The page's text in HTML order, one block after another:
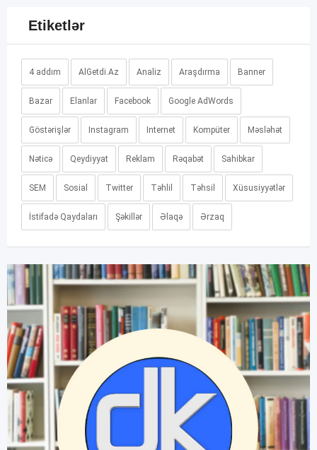
Etiketlər
4 addım AlGetdi.Az Analiz Araşdırma Banner
Bazar Elanlar Facebook Google AdWords
Göstərişlər Instagram Internet Kompüter Məsləhət
Nəticə Qeydiyyat Reklam Rəqabət Sahibkar
SEM Sosial Twitter Təhlil Təhsil Xüsusiyyətlər
İstifadə Qaydaları Şəkillər Əlaqə Ərzaq